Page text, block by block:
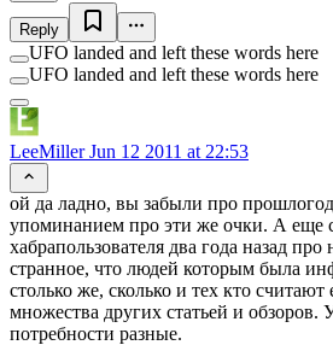
Reply
UFO landed and left these words here
UFO landed and left these words here
LeeMillerJun 12 2011 at 22:53
ой да ладно, вы забыли про
упоминанием про эти же очки. А еще
хабрапользователя два года назад
странное, что людей которым была
столько же, сколько и тех кто
множества других статьей и обзоров.
потребности разные.